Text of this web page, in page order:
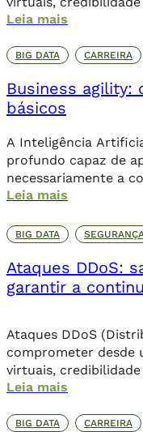
corromper dados
comprometer o seu
online, os danos
de dados através
Leia mais
BIG DATA CARREIRA
Business agility:
básicos
A Inteligência
profundo capaz de
necessariamente a
direta.
Leia mais
BIG DATA
Ataques DDoS:
garantir a
Ataques DDoS
comprometer desde
virtuais,
corromper dados
comprometer o seu
online, os danos
Leia mais
BIG DATA CARREIRA